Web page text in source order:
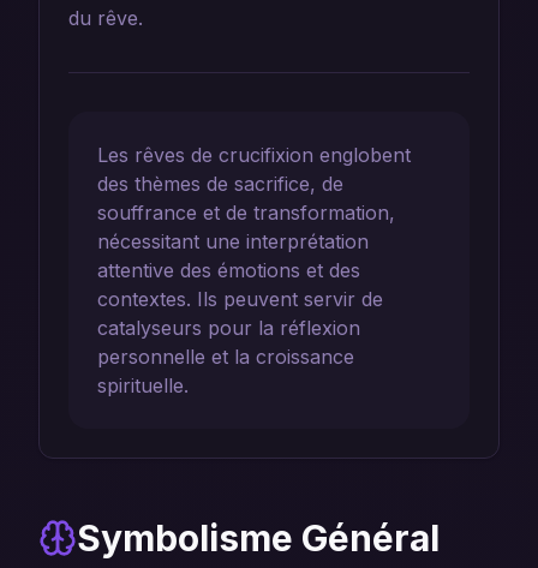
du rêve.
Les rêves de crucifixion englobent
des thèmes de sacrifice, de
souffrance et de transformation,
nécessitant une interprétation
attentive des émotions et des
contextes. Ils peuvent servir de
catalyseurs pour la réflexion
personnelle et la croissance
spirituelle.
Symbolisme Général